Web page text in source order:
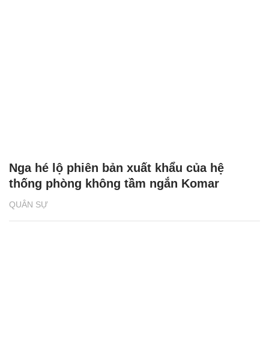
QUÂN SỰ
Nga hé lộ phiên bản xuất khẩu của hệ
thống phòng không tầm ngắn Komar